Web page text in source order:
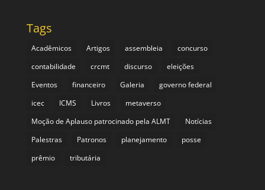
Tags
Acadêmicos Artigos assembleia
concurso
contabilidade
crcmt discurso
eleições
Eventos
financeiro Galeria
governo federal
icec
ICMS Livros
metaverso
Moção de Aplauso patrocinado pela ALMT
Notícias
Palestras
Patronos planejamento
posse
prêmio
tributária